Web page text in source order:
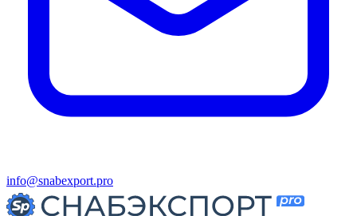
info@snabexport.pro